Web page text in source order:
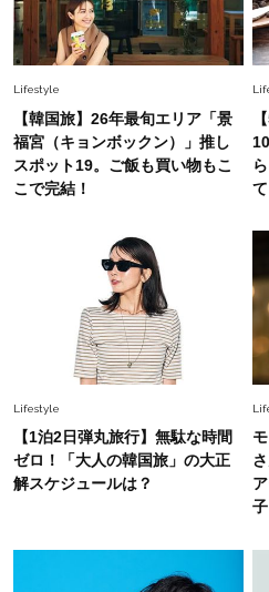
Fashion 2026.6.26
で即涼しげ＆上品
Fashion 2026.8.5
オシャレ40代の
選び」！
Fashion
【40代のTシャツ
いめハーフパンツ
Lifestyle
【韓国旅】26年最旬エリア「景
福宮（キョンボックン）」推し
スポット19。ご飯も買い物もこ
こで完結！
Lifestyle
【1泊2日弾丸旅行】無駄な時間
ゼロ！「大人の韓国旅」の大正
解スケジュールは？